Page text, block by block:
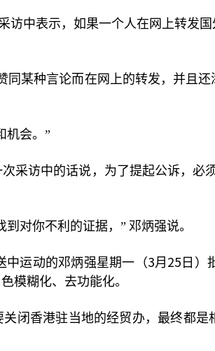
访中表示，如果一个人在网上转发
同某种言论而在网上的转发，并且
机会。”
采访中的话说，为了提起公诉，
到对你不利的证据，” 邓炳强说。
中运动的邓炳强星期一（3月 25 日）
模糊化、去功能化。
闭香港驻当地的经贸办，最终都